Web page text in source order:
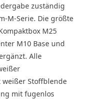
zuständig
M-Serie. Die größte
M25
M10 Base und
Alle
Stoffblende
mit fugenlos